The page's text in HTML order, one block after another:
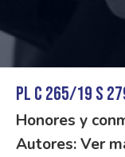
PL C 265/19 S
Honores y
Autores: Ver